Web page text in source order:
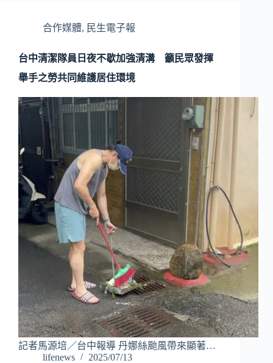
合作媒體, 民生電子報
台中清潔隊員日夜不歇加強清溝 籲民眾發揮
舉手之勞共同維護居住環境
記者馬源培／台中報導 丹娜絲颱風帶來顯著…
lifenews
2025/07/13